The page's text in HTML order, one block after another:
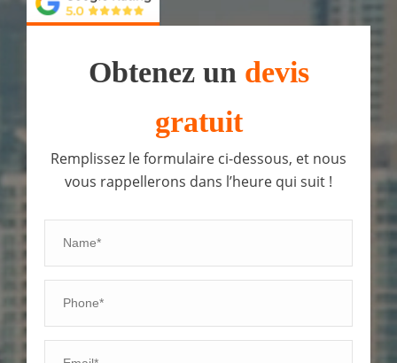
Obtenez un devis
gratuit
Remplissez le formulaire ci-dessous, et nous
vous rappellerons dans l’heure qui suit !